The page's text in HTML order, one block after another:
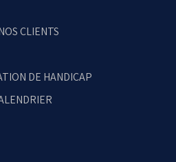
CLIENTS
DE HANDICAP